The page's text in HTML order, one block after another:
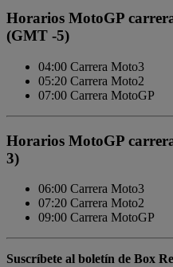
Horarios MotoGP
(GMT -5)
04:00 Carrera Moto3
05:20 Carrera Moto2
07:00 Carrera MotoGP
Horarios MotoGP
3)
06:00 Carrera Moto3
07:20 Carrera Moto2
09:00 Carrera MotoGP
Suscríbete al boletín de Box